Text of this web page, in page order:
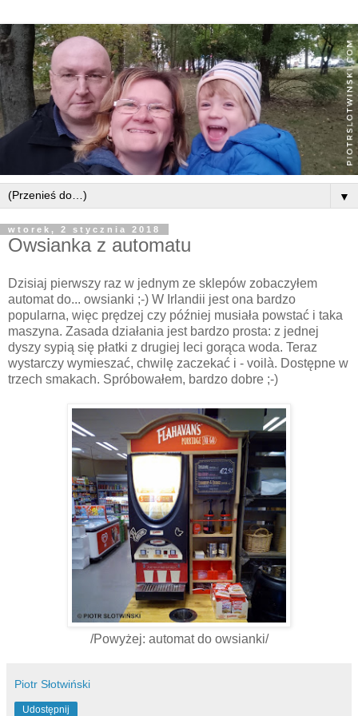
▼
wtorek, 2 stycznia 2018
Owsianka z automatu
Dzisiaj pierwszy raz w jednym ze sklepów zobaczyłem
automat do... owsianki ;-) W Irlandii jest ona bardzo
popularna, więc prędzej czy później musiała powstać i taka
maszyna. Zasada działania jest bardzo prosta: z jednej
dyszy sypią się płatki z drugiej leci gorąca woda. Teraz
wystarczy wymieszać, chwilę zaczekać i - voilà. Dostępne w
trzech smakach. Spróbowałem, bardzo dobre ;-)
/Powyżej: automat do owsianki/
Piotr Słotwiński
Udostępnij